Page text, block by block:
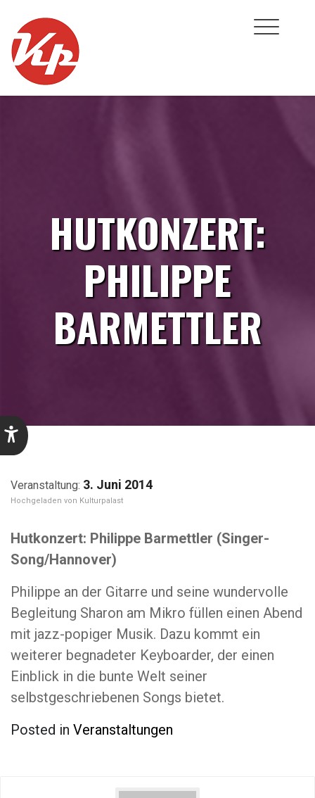
content
HUTKONZERT:
PHILIPPE
BARMETTLER
3. Juni 2014
Kulturpalast
Hutkonzert: Philippe Barmettler (Singer-
Song/Hannover)
Philippe an der Gitarre und seine wundervolle
Begleitung Sharon am Mikro füllen einen Abend
mit jazz-popiger Musik. Dazu kommt ein
weiterer begnadeter Keyboarder, der einen
Einblick in die bunte Welt seiner
selbstgeschriebenen Songs bietet.
Posted in Veranstaltungen